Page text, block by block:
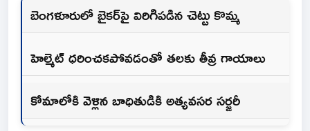
బెంగళూరులో బైకర్‌పై విరిగిపడిన చెట్టు కొమ్మ
హెల్మెట్ ధరించకపోవడంతో తలకు తీవ్ర గాయాలు
కోమాలోకి వెళ్లిన బాధితుడికి అత్యవసర సర్జరీ